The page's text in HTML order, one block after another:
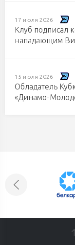
17 июля 2026
Клуб подписал
нападающим
15 июля 2026
Обладатель
«Динамо-